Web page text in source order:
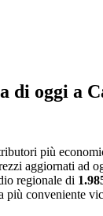
di oggi a
più
aggiornati ad
regionale di
più conveniente